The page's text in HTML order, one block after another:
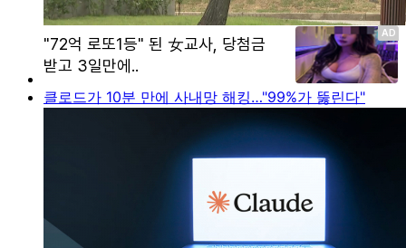
클로드가 10분 만에 사내망 해킹…"99%가 뚫린다"